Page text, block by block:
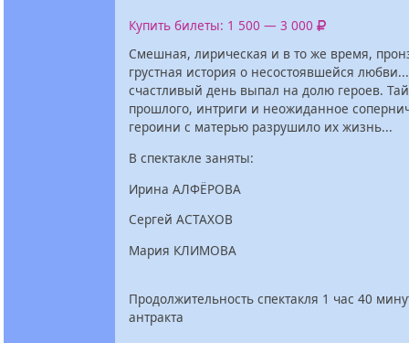
Купить билеты: 1 500 — 3 000
Смешная, лирическая и в то же время,
грустная история о несостоявшейся
счастливый день выпал на долю героев.
прошлого, интриги и неожиданное
героини с матерью разрушило их жизнь...
В спектакле заняты:
Ирина АЛФЁРОВА
Сергей АСТАХОВ
Мария КЛИМОВА
Продолжительность спектакля 1 час 40
антракта